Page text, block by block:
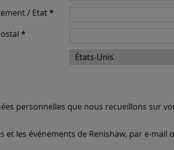
/ Etat*
*
personnelles que nous recueillons sur
les événements de Renishaw, par e-mail